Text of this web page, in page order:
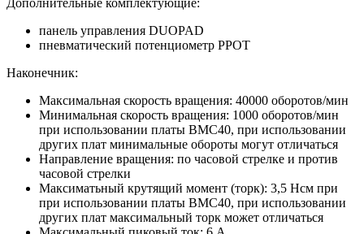
Дополнительные комплектующие:
панель управления DUOPAD
пневматический потенциометр PPOT
Наконечник:
Максимальная скорость вращения: 40000 оборотов/мин
Минимальная скорость вращения: 1000 оборотов/мин
при использовании платы BMC40, при использовании
других плат минимальные обороты могут отличаться
Направление вращения: по часовой стрелке и против
часовой стрелки
Максиматьный крутящий момент (торк): 3,5 Нсм при
при использовании платы BMC40, при использовании
других плат максимальный торк может отличаться